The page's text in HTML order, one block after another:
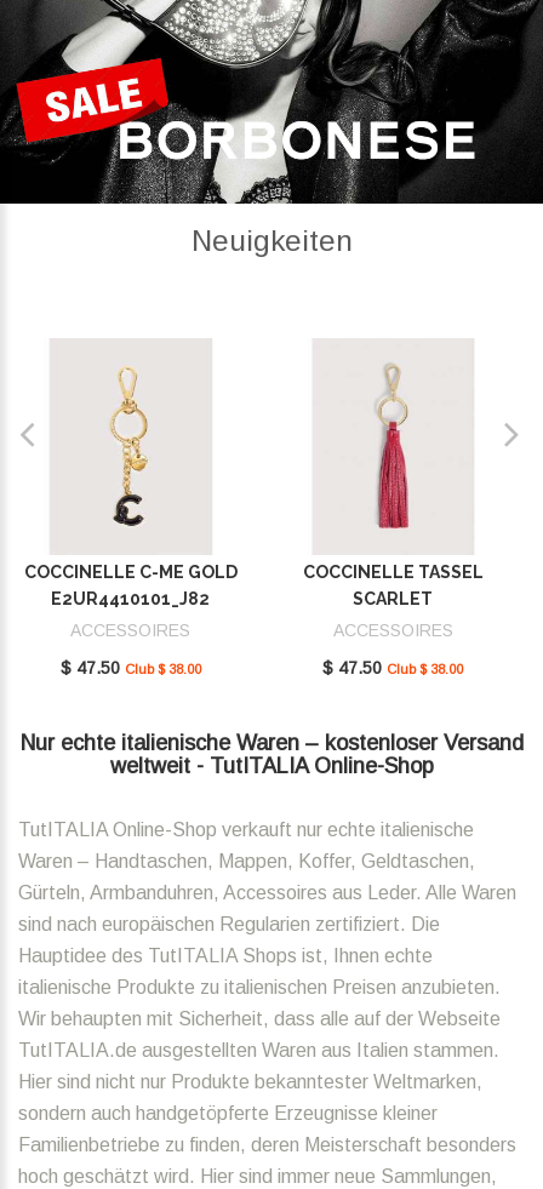
Neuigkeiten
COCCINELLE C-ME GOLD
E2UR4410101_J82
ACCESSOIRES
$ 47.50 Club $ 38.00
COCCINELLE TASSEL
SCARLET
E2MU0410101_R02
ACCESSOIRES
$ 47.50 Club $ 38.00
Nur echte italienische Waren – kostenloser Versand
weltweit - TutITALIA Online-Shop
TutITALIA Online-Shop verkauft nur echte italienische
Waren – Handtaschen, Mappen, Koffer, Geldtaschen,
Gürteln, Armbanduhren, Accessoires aus Leder. Alle Waren
sind nach europäischen Regularien zertifiziert. Die
Hauptidee des TutITALIA Shops ist, Ihnen echte
italienische Produkte zu italienischen Preisen anzubieten.
Wir behaupten mit Sicherheit, dass alle auf der Webseite
TutITALIA.de ausgestellten Waren aus Italien stammen.
Hier sind nicht nur Produkte bekanntester Weltmarken,
sondern auch handgetöpferte Erzeugnisse kleiner
Familienbetriebe zu finden, deren Meisterschaft besonders
hoch geschätzt wird. Hier sind immer neue Sammlungen,